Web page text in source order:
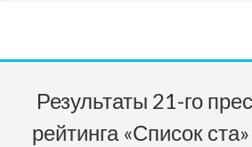
Результаты 21-го
рейтинга «Список